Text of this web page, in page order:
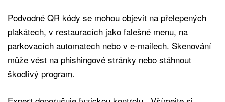
Podvodné QR kódy se mohou objevit na přelepených
plakátech, v restauracích jako falešné menu, na
parkovacích automatech nebo v e-mailech. Skenování
může vést na phishingové stránky nebo stáhnout
škodlivý program.